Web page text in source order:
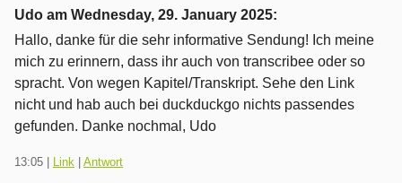
Udo am Wednesday, 29. January 2025:
Hallo, danke für die sehr informative Sendung! Ich meine
mich zu erinnern, dass ihr auch von transcribee oder so
spracht. Von wegen Kapitel/Transkript. Sehe den Link
nicht und hab auch bei duckduckgo nichts passendes
gefunden. Danke nochmal, Udo
13:05 Link Antwort